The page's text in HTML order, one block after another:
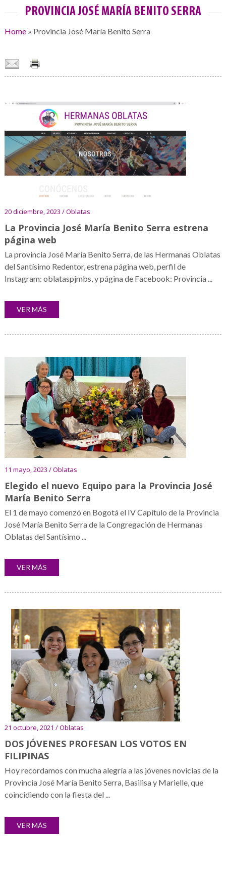
PROVINCIA JOSÉ MARÍA BENITO SERRA
Home» Provincia José María Benito Serra
20 diciembre, 2023 / Oblatas
La Provincia José María Benito Serra estrena
página web
La provincia José María Benito Serra, de las Hermanas Oblatas
del Santísimo Redentor, estrena página web, perfil de
Instagram: oblataspjmbs, y página de Facebook: Provincia ...
VER MÁS
11 mayo, 2023 / Oblatas
Elegido el nuevo Equipo para la Provincia José
María Benito Serra
El 1 de mayo comenzó en Bogotá el IV Capítulo de la Provincia
José María Benito Serra de la Congregación de Hermanas
Oblatas del Santísimo ...
VER MÁS
21 octubre, 2021 / Oblatas
DOS JÓVENES PROFESAN LOS VOTOS EN
FILIPINAS
Hoy recordamos con mucha alegría a las jóvenes novicias de la
Provincia José María Benito Serra, Basilisa y Marielle, que
coincidiendo con la fiesta del ...
VER MÁS